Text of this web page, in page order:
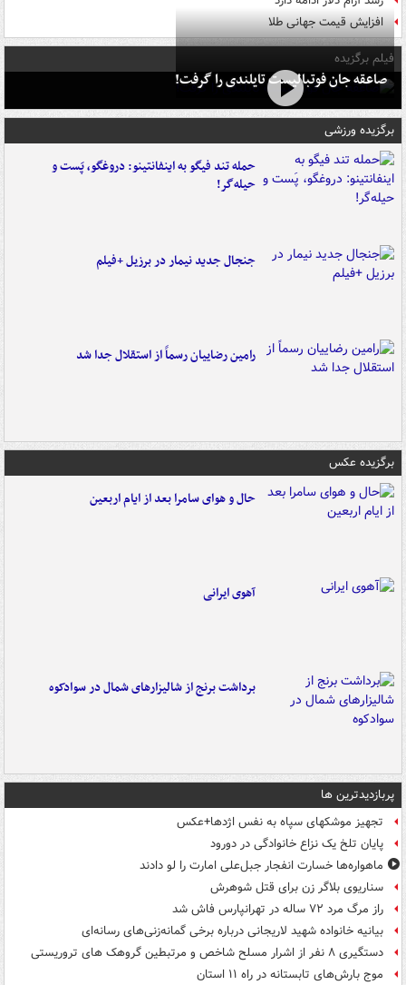
افزایش قیمت جهانی طلا
فیلم برگزیده
صاعقه جان فوتبالیست تایلندی را گرفت!
برگزیده ورزشی
حمله تند فیگو به اینفانتینو: دروغگو، پَست‌ و
حیله‌گر!
جنجال جدید نیمار در برزیل +فیلم
رامین رضاییان رسماً از استقلال جدا شد
برگزیده عکس
حال و هوای سامرا بعد از ایام اربعین
آهوی ایرانی
برداشت برنج از شالیزارهای شمال در سوادکوه
پربازدیدترین ها
تجهیز موشکهای سپاه به نفس اژدها+عکس
پایان تلخ یک نزاع خانوادگی در دورود
ماهواره‌ها خسارت انفجار جبل‌علی امارت را لو دادند
سناریوی بلاگر زن برای قتل شوهرش
راز مرگ مرد ۷۲ ساله در تهرانپارس فاش شد
بیانیه خانواده شهید لاریجانی درباره برخی گمانه‌زنی‌های رسانه‌ای
دستگیری ۸ نفر از اشرار مسلح شاخص و مرتبطین گروهک های تروریستی
موج بارش‌های تابستانه در راه ۱۱ استان